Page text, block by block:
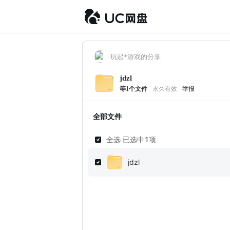
玩起*游戏的分享
jdzl
等1个文件 永久有效 举报
全部文件
全选 已选中 1项
jdzl